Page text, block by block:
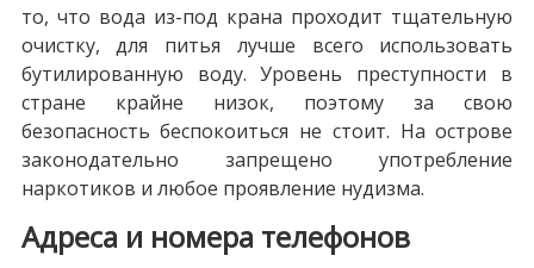
то, что вода из-под крана проходит тщательную
очистку, для питья лучше всего использовать
бутилированную воду. Уровень преступности в
стране крайне низок, поэтому за свою
безопасность беспокоиться не стоит. На острове
законодательно запрещено употребление
наркотиков и любое проявление нудизма.
Адреса и номера телефонов